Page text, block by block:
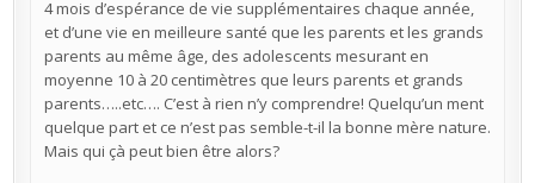
4 mois d’espérance de vie supplémentaires chaque année,
et d’une vie en meilleure santé que les parents et les grands
parents au même âge, des adolescents mesurant en
moyenne 10 à 20 centimètres que leurs parents et grands
parents…..etc…. C’est à rien n’y comprendre! Quelqu’un ment
quelque part et ce n’est pas semble-t-il la bonne mère nature.
Mais qui çà peut bien être alors?